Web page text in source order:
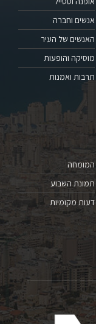
אנשים וחברה
האנשים של העיר
מוסיקה והופעות
תרבות ואמנות
המומחה
תמונת השבוע
דעות מקומיות